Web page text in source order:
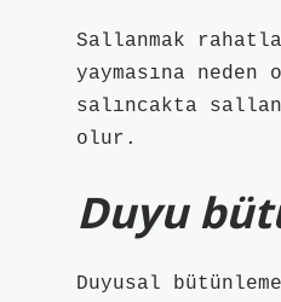
Sallanmak
yaymasına
salıncakta
olur.
Duyu
Duyusal